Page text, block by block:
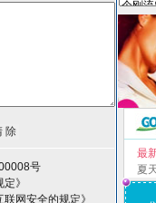
号
》
网安全的规定》
最
夏